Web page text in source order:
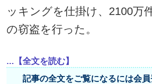
ッキングを仕掛け、2100万
の窃盗を行った。
...【全文を読む】
記事の全文をご覧になるには会